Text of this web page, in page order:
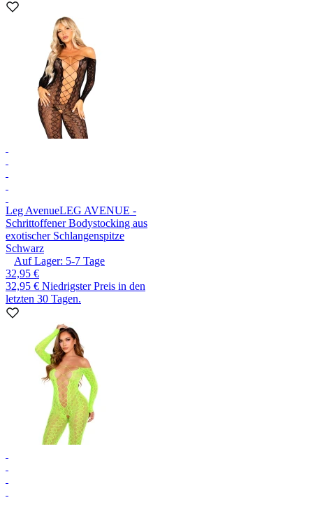
Leg AvenueLEG AVENUE -
Schrittoffener Bodystocking aus
exotischer Schlangenspitze
Schwarz
Auf Lager: 5-7 Tage
32,95 €
32,95 € Niedrigster Preis in den
letzten 30 Tagen.